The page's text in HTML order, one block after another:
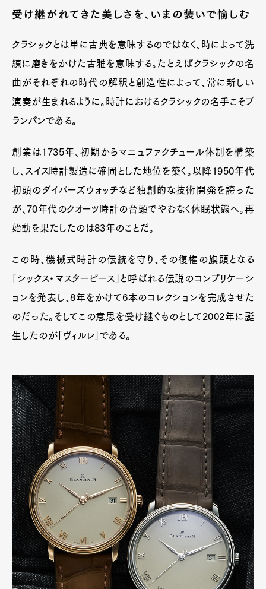
受け継がれてきた美しさを、いまの装いで愉しむ
クラシックとは単に古典を意味するのではなく、時によって洗
練に磨きをかけた古雅を意味する。たとえばクラシックの名
曲がそれぞれの時代の解釈と創造性によって、常に新しい
演奏が生まれるように。時計におけるクラシックの名手こそブ
ランパンである。
創業は1735年、初期からマニュファクチュール体制を構築
し、スイス時計製造に確固とした地位を築く。以降1950年代
初頭のダイバーズウォッチなど独創的な技術開発を誇った
が、70年代のクオーツ時計の台頭でやむなく休眠状態へ。再
始動を果たしたのは83年のことだ。
この時、機械式時計の伝統を守り、その復権の旗頭となる
「シックス・マスターピース」と呼ばれる伝説のコンプリケーシ
ョンを発表し、8年をかけて6本のコレクションを完成させた
のだった。そしてこの意思を受け継ぐものとして2002年に誕
生したのが「ヴィルレ」である。